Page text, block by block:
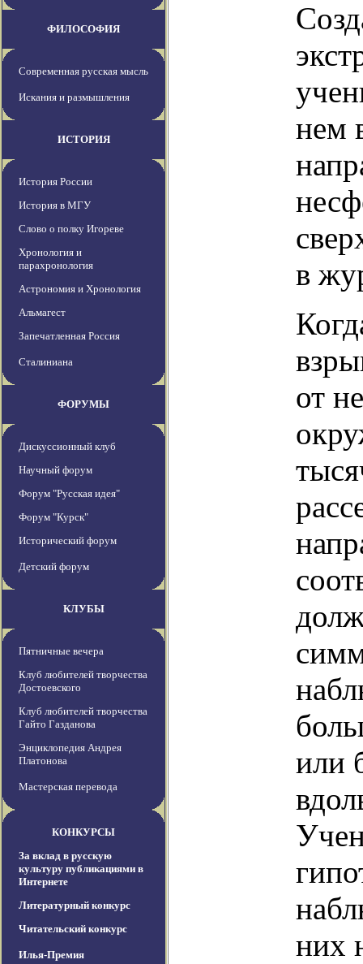
ФИЛОСОФИЯ
Современная русская мысль
Искания и размышления
ИСТОРИЯ
История России
История в МГУ
Слово о полку Игореве
Хронология и
парахронология
Астрономия и Хронология
Альмагест
Запечатленная Россия
Сталиниана
ФОРУМЫ
Дискуссионный клуб
Научный форум
Форум "Русская идея"
Форум "Курск"
Исторический форум
Детский форум
КЛУБЫ
Пятничные вечера
Клуб любителей творчества
Достоевского
Клуб любителей творчества
Гайто Газданова
Энциклопедия Андрея
Платонова
Мастерская перевода
КОНКУРСЫ
За вклад в русскую
культуру публикациями в
Интернете
Литературный конкурс
Читательский конкурс
Илья-Премия
нем
в
от
или
них